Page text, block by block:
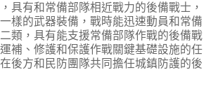
具有和常備部隊相近戰力的後備戰士，
樣的武器裝備，戰時能迅速動員和常備
類，具有能支援常備部隊作戰的後備戰
補、修護和保護作戰關鍵基礎設施的任
後方和民防團隊共同擔任城鎮防護的後